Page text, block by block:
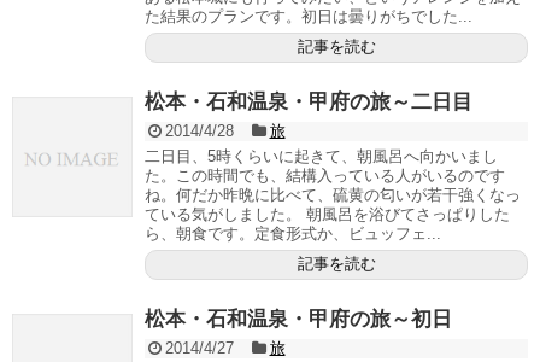
た結果のプランです。初日は曇りがちでした...
記事を読む
松本・石和温泉・甲府の旅～二日目
2014/4/28
旅
二日目、5時くらいに起きて、朝風呂へ向かいまし
た。この時間でも、結構入っている人がいるのです
ね。何だか昨晩に比べて、硫黄の匂いが若干強くなっ
ている気がしました。 朝風呂を浴びてさっぱりした
ら、朝食です。定食形式か、ビュッフェ...
記事を読む
松本・石和温泉・甲府の旅～初日
2014/4/27
旅